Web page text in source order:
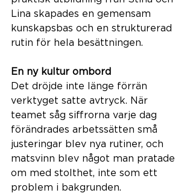
Lina skapades en gemensam
kunskapsbas och en strukturerad
rutin för hela besättningen.
En ny kultur ombord
Det dröjde inte länge förrän
verktyget satte avtryck. När
teamet såg siffrorna varje dag
förändrades arbetssätten små
justeringar blev nya rutiner, och
matsvinn blev något man pratade
om med stolthet, inte som ett
problem i bakgrunden.